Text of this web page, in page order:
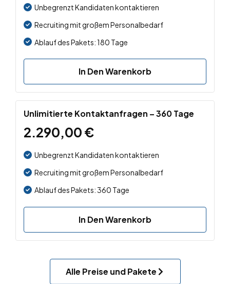
Unbegrenzt Kandidaten kontaktieren
Recruiting mit großem Personalbedarf
Ablauf des Pakets: 180 Tage
In Den Warenkorb
Unlimitierte Kontaktanfragen – 360 Tage
2.290,00€
Unbegrenzt Kandidaten kontaktieren
Recruiting mit großem Personalbedarf
Ablauf des Pakets: 360 Tage
In Den Warenkorb
Alle Preise und Pakete